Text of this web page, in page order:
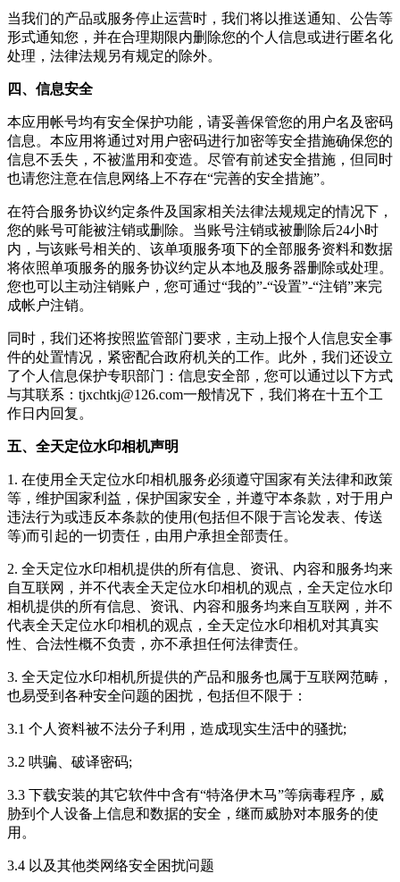
当我们的产品或服务停止运营时，我们将以推送通知、公告等
形式通知您，并在合理期限内删除您的个人信息或进行匿名化
处理，法律法规另有规定的除外。
四、信息安全
本应用帐号均有安全保护功能，请妥善保管您的用户名及密码
信息。本应用将通过对用户密码进行加密等安全措施确保您的
信息不丢失，不被滥用和变造。尽管有前述安全措施，但同时
也请您注意在信息网络上不存在“完善的安全措施”。
在符合服务协议约定条件及国家相关法律法规规定的情况下，
您的账号可能被注销或删除。当账号注销或被删除后24小时
内，与该账号相关的、该单项服务项下的全部服务资料和数据
将依照单项服务的服务协议约定从本地及服务器删除或处理。
您也可以主动注销账户，您可通过“我的”-“设置”-“注销”来完
成帐户注销。
同时，我们还将按照监管部门要求，主动上报个人信息安全事
件的处置情况，紧密配合政府机关的工作。此外，我们还设立
了个人信息保护专职部门：信息安全部，您可以通过以下方式
与其联系： tjxchtkj@126.com一般情况下，我们将在十五个工
作日内回复。
五、全天定位水印相机声明
1. 在使用全天定位水印相机服务必须遵守国家有关法律和政策
等，维护国家利益，保护国家安全，并遵守本条款，对于用户
违法行为或违反本条款的使用(包括但不限于言论发表、传送
等)而引起的一切责任，由用户承担全部责任。
2. 全天定位水印相机提供的所有信息、资讯、内容和服务均来
自互联网，并不代表全天定位水印相机的观点， 全天定位水印
相机提供的所有信息、资讯、内容和服务均来自互联网，并不
代表全天定位水印相机的观点， 全天定位水印相机对其真实
性、合法性概不负责，亦不承担任何法律责任。
3. 全天定位水印相机所提供的产品和服务也属于互联网范畴，
也易受到各种安全问题的困扰，包括但不限于：
3.1 个人资料被不法分子利用，造成现实生活中的骚扰;
3.2 哄骗、破译密码;
3.3 下载安装的其它软件中含有“特洛伊木马”等病毒程序，威
胁到个人设备上信息和数据的安全，继而威胁对本服务的使
用。
3.4 以及其他类网络安全困扰问题